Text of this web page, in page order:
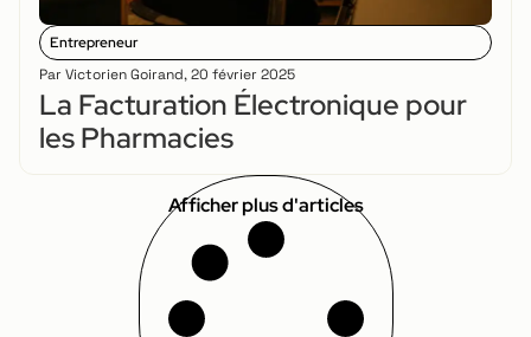
Entrepreneur
Par Victorien Goirand,20 février 2025
La Facturation Électronique pour
les Pharmacies
Afficher plus d'articles